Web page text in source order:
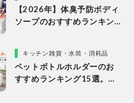
【2026年】体臭予防ボディ
ソープのおすすめランキン
キッチン雑貨・水筒・消耗品
ペットボトルホルダーのお
すすめランキング15選。